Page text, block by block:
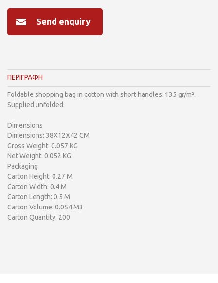
Send enquiry
ΠΕΡΙΓΡΑΦΗ
Foldable shopping bag in cotton with short handles. 135 gr/m².
Supplied unfolded.
Dimensions
Dimensions: 38X12X42 CM
Gross Weight: 0.057 KG
Net Weight: 0.052 KG
Packaging
Carton Height: 0.27 M
Carton Width: 0.4 M
Carton Length: 0.5 M
Carton Volume: 0.054 M3
Carton Quantity: 200